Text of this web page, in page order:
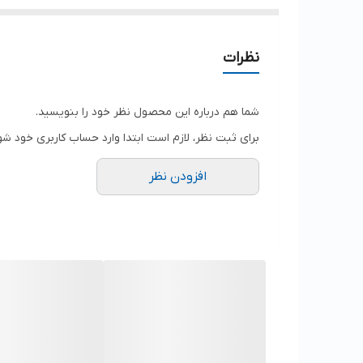
نظرات
شما هم درباره این محصول نظر خود را بنویسید.
برای ثبت نظر، لازم است ابتدا وارد حساب کاربری خود
افزودن نظر